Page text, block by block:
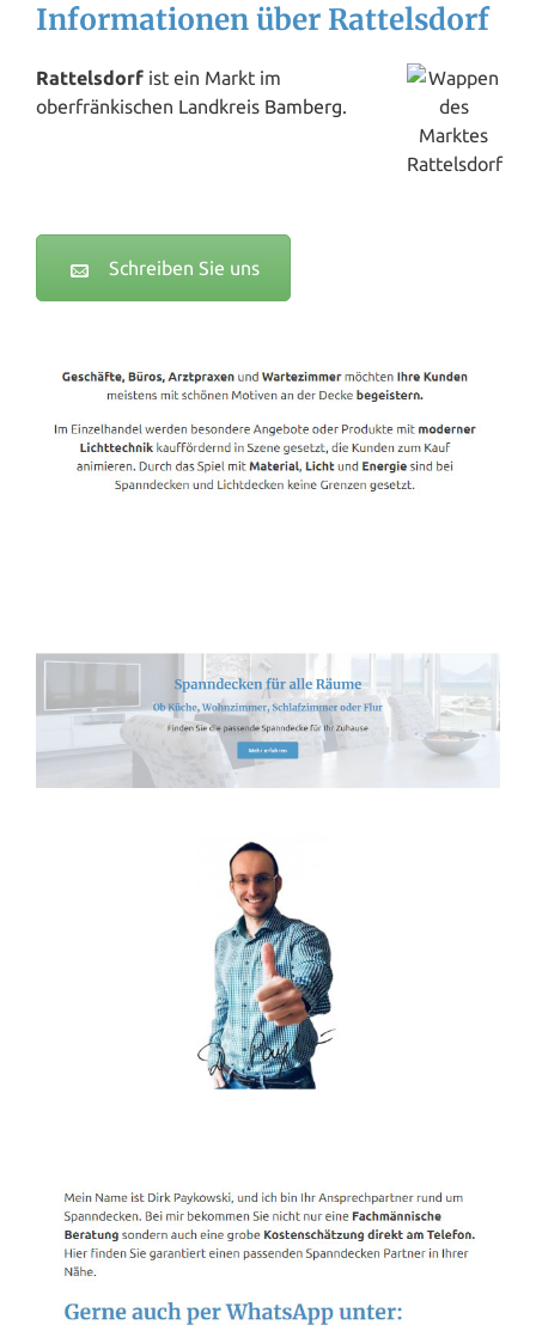
Informationen über Rattelsdorf
Rattelsdorf ist ein Markt im
oberfränkischen Landkreis Bamberg.
Schreiben Sie uns